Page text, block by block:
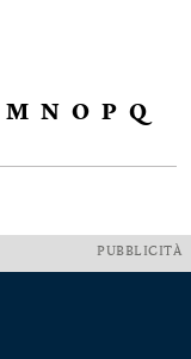
M N O P Q
PUBBLICITÀ